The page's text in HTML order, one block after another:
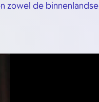
zowel de binnenlandse